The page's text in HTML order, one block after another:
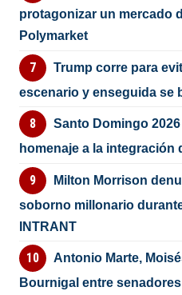
protagonizar un mercado
Polymarket
Trump corre para
escenario y enseguida se
Santo Domingo
homenaje a la integración
Milton Morrison
soborno millonario
INTRANT
Antonio Marte,
Bournigal entre